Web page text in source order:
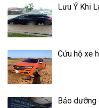
Lưu Ý Khi
Cứu hộ xe
Bảo dưỡng